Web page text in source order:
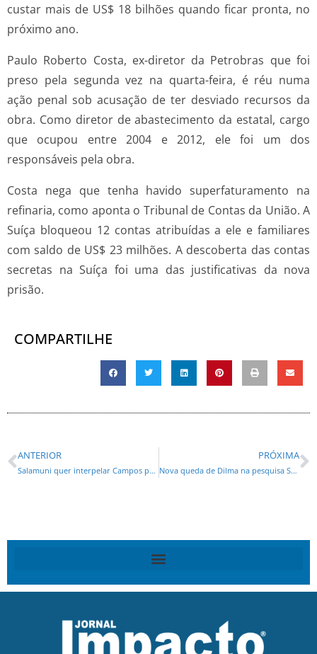
custar mais de US$ 18 bilhões quando ficar pronta, no
próximo ano.
Paulo Roberto Costa, ex-diretor da Petrobras que foi
preso pela segunda vez na quarta-feira, é réu numa
ação penal sob acusação de ter desviado recursos da
obra. Como diretor de abastecimento da estatal, cargo
que ocupou entre 2004 e 2012, ele foi um dos
responsáveis pela obra.
Costa nega que tenha havido superfaturamento na
refinaria, como aponta o Tribunal de Contas da União. A
Suíça bloqueou 12 contas atribuídas a ele e familiares
com saldo de US$ 23 milhões. A descoberta das contas
secretas na Suíça foi uma das justificativas da nova
prisão.
COMPARTILHE
ANTERIOR
Salamuni quer interpelar Campos por bate-boca com Mirian Gonçalves
PRÓXIMA
Nova queda de Dilma na pesquisa Sensus